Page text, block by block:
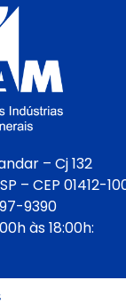
– Cj 132
– CEP 01412-
9390
às 18:00h: